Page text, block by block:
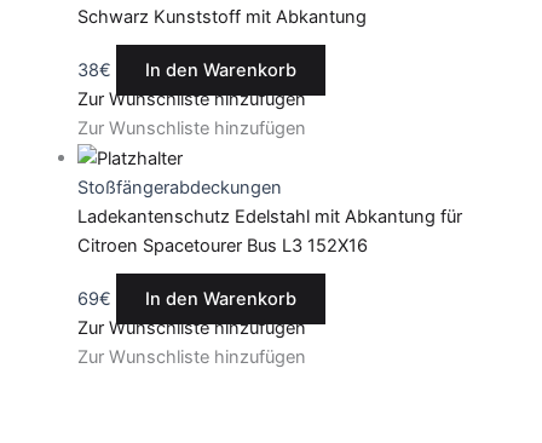
Schwarz Kunststoff mit Abkantung
38€
In den Warenkorb
Zur Wunschliste hinzufügen
Zur Wunschliste hinzufügen
Stoßfängerabdeckungen
Ladekantenschutz Edelstahl mit Abkantung für
Citroen Spacetourer Bus L3 152X16
69€
In den Warenkorb
Zur Wunschliste hinzufügen
Zur Wunschliste hinzufügen